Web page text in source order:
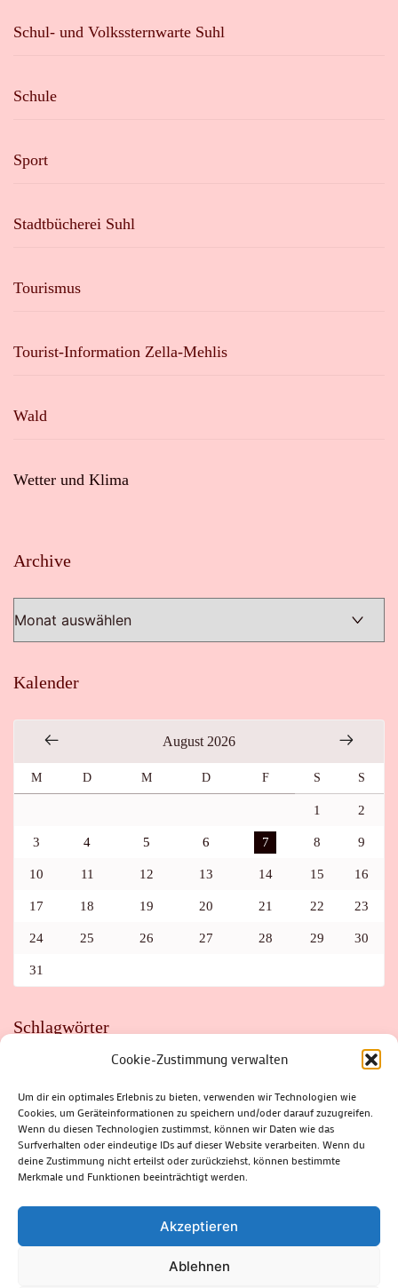
Cookie-Zustimmung verwalten
Um dir ein optimales Erlebnis zu bieten, verwenden wir Technologien wie
Cookies, um Geräteinformationen zu speichern und/oder darauf zuzugreifen.
Wenn du diesen Technologien zustimmst, können wir Daten wie das
Surfverhalten oder eindeutige IDs auf dieser Website verarbeiten. Wenn du
deine Zustimmung nicht erteilst oder zurückziehst, können bestimmte
Merkmale und Funktionen beeinträchtigt werden.
Akzeptieren
Ablehnen
Schul- und Volkssternwarte Suhl
Schule
Sport
Stadtbücherei Suhl
Tourismus
Tourist-Information Zella-Mehlis
Wald
Wetter und Klima
Archive
Kalender
August 2026
M D M D F S S
1 2
3 4 5 6 7 8 9
10 11 12 13 14 15 16
17 18 19 20 21 22 23
24 25 26 27 28 29 30
31
Schlagwörter
FAHRRAD
FLOHMARKT FOLK GEWINNSPIEL
HITZE
HITZEFALLE AUTO
IRISH DANCE JAZZ
KABARETT
KINDER
KIRMES KLASSIK
KLEINE SUHLER REIHE
KRIMI
KULTUR LESUNG LOTTO
MEININGEN
PARASITEN
PILZE SCHLEUSINGEN
SCHULWEG
SOMMERFERIEN
SPORT SRH
STADTFEST
STADTMARKETING
STRASSENSPERRUNG
SUHL
SUHLER FRÜHLING
SUHLER STADTMARKETING
THÜRINGER WALD
ZELLA-MEHLIS